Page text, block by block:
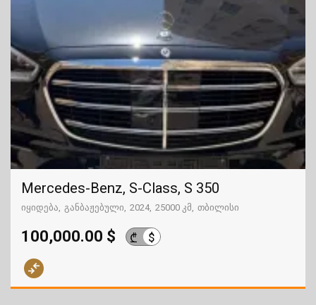
Mercedes-Benz, S-Class, S 350
იყიდება განბაჟებული 2024 25000 კმ თბილისი
100,000.00 $ ₾ $